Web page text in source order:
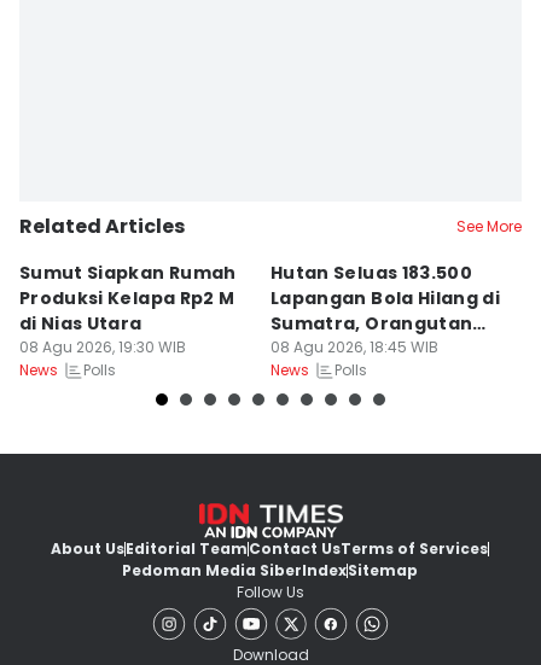
Related Articles See More
Sumut Siapkan Rumah
Produksi Kelapa Rp2 M
di Nias Utara
08 Agu 2026, 19:30 WIB
News
Polls
Hutan Seluas 183.500
Lapangan Bola Hilang di
Sumatra, Orangutan
Tertekan
08 Agu 2026, 18:45 WIB
News
Polls
About UsEditorial TeamContact UsTerms of Services
Pedoman Media SiberIndexSitemap
Follow Us
Download